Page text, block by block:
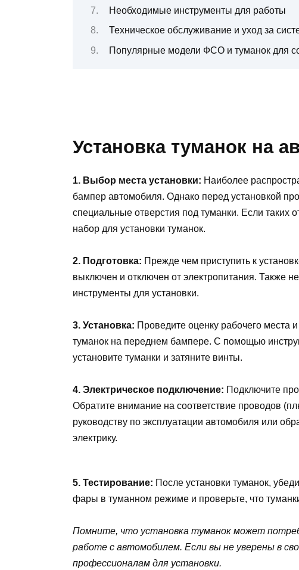
Необходимые инструменты для работы
Техническое обслуживание и уход за
Популярные модели ФСО и туманок для
Установка туманок на
1. Выбор места установки: Наиболее
бампер автомобиля. Однако перед установкой
специальные отверстия под туманки. Если таких
набор для установки туманок.
2. Подготовка: Прежде чем приступить к
выключен и отключен от электропитания. Также
инструменты для установки.
3. Установка: Проведите оценку рабочего места
туманок на переднем бампере. С помощью
установите туманки и затяните винты.
4. Электрическое подключение: Подключите
Обратите внимание на соответствие проводов
руководству по эксплуатации автомобиля или
электрику.
5. Тестирование: После установки туманок,
фары в туманном режиме и проверьте, что
Помните, что установка туманок может
работе с автомобилем. Если вы не уверены в
профессионалам для установки.